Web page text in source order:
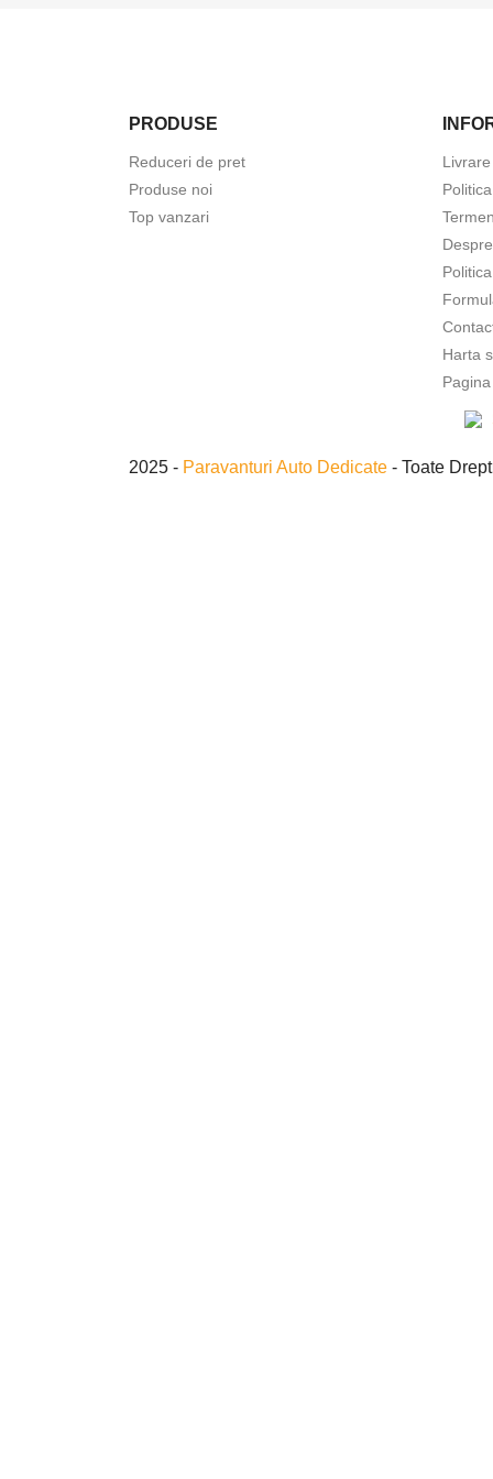
PRODUSE
Reduceri de pret
Produse noi
Top vanzari
Harta
2025 - Paravanturi Auto Dedicate - Toate